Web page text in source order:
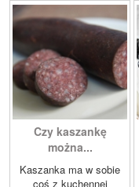
Czy kaszankę
można...
Kaszanka ma w sobie
coś z kuchennej